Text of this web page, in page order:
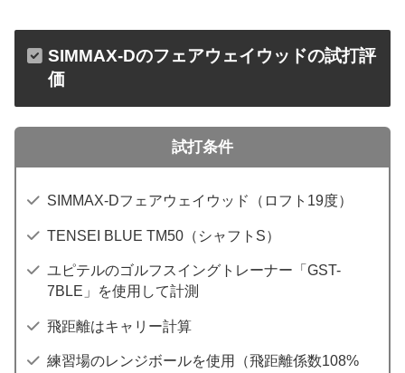
SIMMAX-Dのフェアウェイウッドの試打評
価
試打条件
SIMMAX-Dフェアウェイウッド（ロフト19度）
TENSEI BLUE TM50（シャフトS）
ユピテルのゴルフスイングトレーナー「GST-
7BLE」を使用して計測
飛距離はキャリー計算
練習場のレンジボールを使用（飛距離係数108%